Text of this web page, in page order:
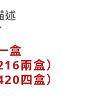
述
盒
兩盒）
四盒）